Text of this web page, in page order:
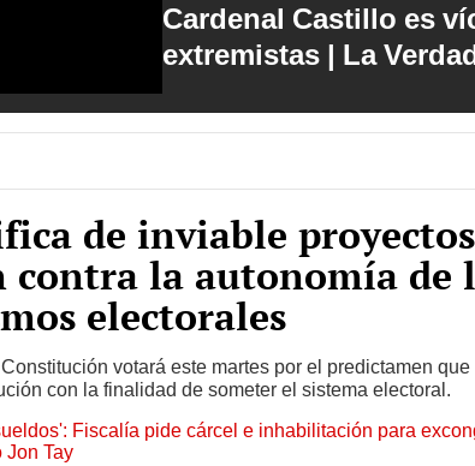
Cardenal Castillo es
extremistas | La
de inviable
contra la autonomía de
electorales
votará este martes por el predictamen
con la finalidad de someter el sistema electoral.
Fiscalía pide cárcel e inhabilitación para
Jon Tay